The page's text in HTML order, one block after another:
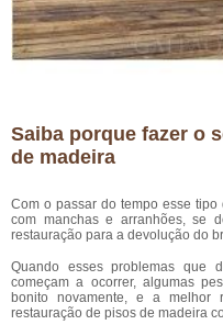
Saiba porque fazer o
de madeira
Com o passar do tempo esse
com manchas e arranhões, se
restauração para a devolução do
Quando esses problemas que
começam a ocorrer, algumas
bonito novamente, e a melhor
restauração de pisos de madeira